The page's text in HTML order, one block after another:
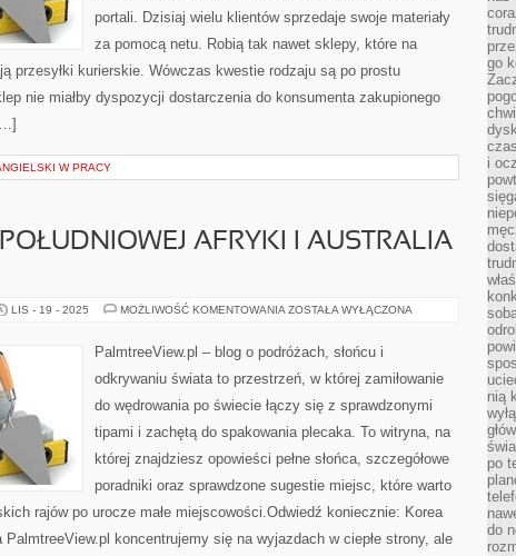
portali. Dzisiaj wielu klientów sprzedaje swoje materiały
za pomocą netu. Robią tak nawet sklepy, które na
przesyłki kurierskie. Wówczas kwestie rodzaju są po prostu
nie miałby dyspozycji dostarczenia do konsumenta zakupionego
W PRACY
AFRYKI I AUSTRALIA
LIS - 19 - 2025 MOŻLIWOŚĆ KOMENTOWANIA REPUBLIKA
I
AUSTRALIA
OCEANIA
ZOSTAŁA WYŁĄCZONA
PalmtreeView.pl – blog o podróżach, słońcu i
odkrywaniu świata to przestrzeń, w której zamiłowanie
do wędrowania po świecie łączy się z sprawdzonymi
tipami i zachętą do spakowania plecaka. To witryna, na
której znajdziesz opowieści pełne słońca, szczegółowe
poradniki oraz sprawdzone sugestie miejsc, które warto
rajów po urocze małe miejscowości.Odwiedź koniecznie: Korea
PalmtreeView.pl koncentrujemy się na wyjazdach w ciepłe strony, ale
go
i
nią
po
do